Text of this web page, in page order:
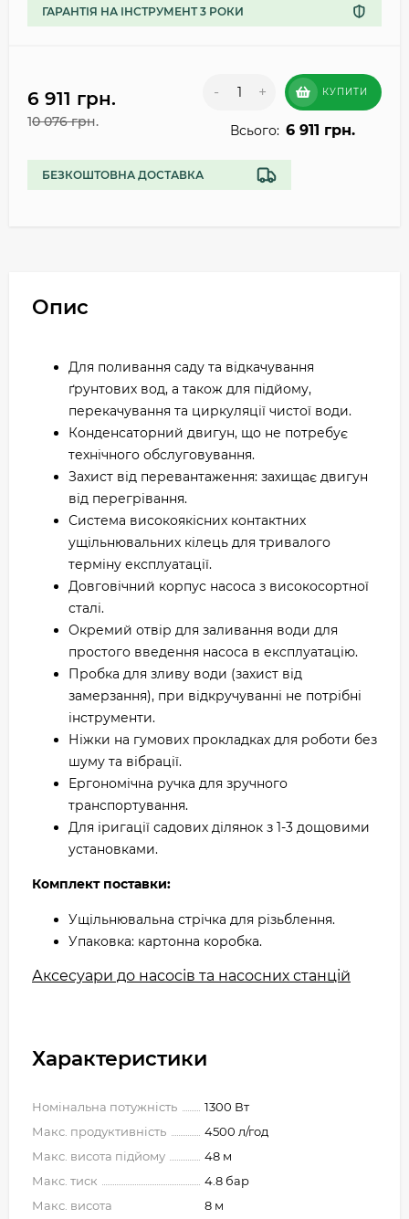
ГАРАНТІЯ НА ІНСТРУМЕНТ 3 РОКИ
6 911 грн.
10 076 грн.
- + КУПИТИ
Всього: 6 911 грн.
БЕЗКОШТОВНА ДОСТАВКА
Опис
Для поливання саду та відкачування
ґрунтових вод, а також для підйому,
перекачування та циркуляції чистої води.
Конденсаторний двигун, що не потребує
технічного обслуговування.
Захист від перевантаження: захищає двигун
від перегрівання.
Система високоякісних контактних
ущільнювальних кілець для тривалого
терміну експлуатації.
Довговічний корпус насоса з високосортної
сталі.
Окремий отвір для заливання води для
простого введення насоса в експлуатацію.
Пробка для зливу води (захист від
замерзання), при відкручуванні не потрібні
інструменти.
Ніжки на гумових прокладках для роботи без
шуму та вібрації.
Ергономічна ручка для зручного
транспортування.
Для іригації садових ділянок з 1-3 дощовими
установками.
Комплект поставки:
Ущільнювальна стрічка для різьблення.
Упаковка: картонна коробка.
Аксесуари до насосів та насосних станцій
Характеристики
Номінальна потужність
1300 Вт
Макс. продуктивність
4500 л/год
Макс. висота підйому
48 м
Макс. тиск
4.8 бар
Макс. висота
8 м